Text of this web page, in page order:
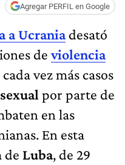
Agregar PERFIL en Google
a Ucraniadesató
deviolencia
vez más casos
por parte de
en las
En esta
de Luba, de 29